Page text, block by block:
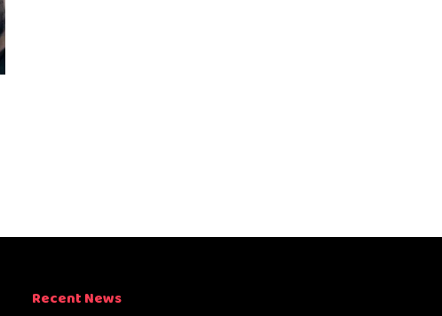
Recent News